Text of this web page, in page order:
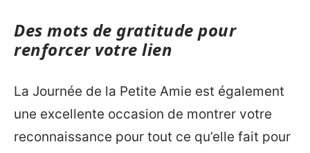
Des mots de gratitude pour
renforcer votre lien
La Journée de la Petite Amie est également
une excellente occasion de montrer votre
reconnaissance pour tout ce qu’elle fait pour